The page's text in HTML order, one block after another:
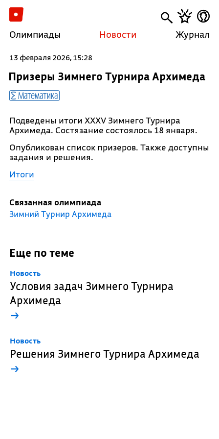
Олимпиады Новости Журнал
13 февраля 2026, 15:28
Призеры Зимнего Турнира Архимеда
Математика
Подведены итоги XXXV Зимнего Турнира
Архимеда. Состязание состоялось 18 января.
Опубликован список призеров. Также доступны
задания и решения.
Итоги
Связанная олимпиада
Зимний Турнир Архимеда
Еще по теме
Новость
Условия задач Зимнего Турнира
Архимеда
→
Новость
Решения Зимнего Турнира Архимеда
→